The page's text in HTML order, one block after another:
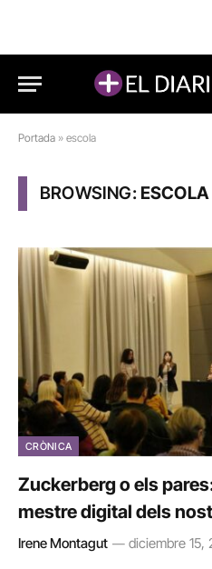
Portada » escola
BROWSING:ESCOLA
CRÒNICA
Zuckerberg o els
mestre digital dels
Irene Montagut diciembre 15,